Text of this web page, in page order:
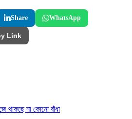
Share WhatsApp
Link
থাকছে না কোনো বাঁধা